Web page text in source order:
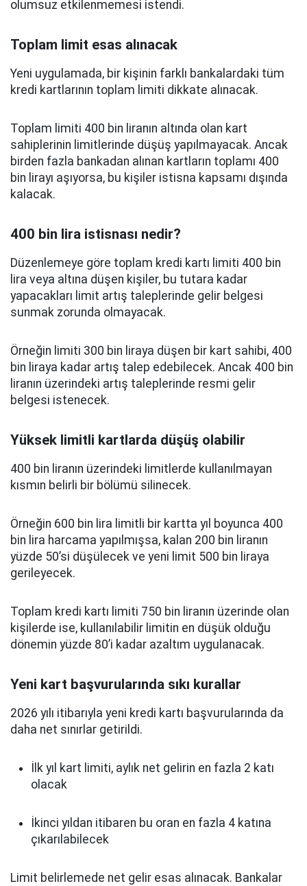
olumsuz etkilenmemesi istendi.
Toplam limit esas alınacak
Yeni uygulamada, bir kişinin farklı bankalardaki tüm
kredi kartlarının toplam limiti dikkate alınacak.
Toplam limiti 400 bin liranın altında olan kart
sahiplerinin limitlerinde düşüş yapılmayacak. Ancak
birden fazla bankadan alınan kartların toplamı 400
bin lirayı aşıyorsa, bu kişiler istisna kapsamı dışında
kalacak.
400 bin lira istisnası nedir?
Düzenlemeye göre toplam kredi kartı limiti 400 bin
lira veya altına düşen kişiler, bu tutara kadar
yapacakları limit artış taleplerinde gelir belgesi
sunmak zorunda olmayacak.
Örneğin limiti 300 bin liraya düşen bir kart sahibi, 400
bin liraya kadar artış talep edebilecek. Ancak 400 bin
liranın üzerindeki artış taleplerinde resmi gelir
belgesi istenecek.
Yüksek limitli kartlarda düşüş olabilir
400 bin liranın üzerindeki limitlerde kullanılmayan
kısmın belirli bir bölümü silinecek.
Örneğin 600 bin lira limitli bir kartta yıl boyunca 400
bin lira harcama yapılmışsa, kalan 200 bin liranın
yüzde 50’si düşülecek ve yeni limit 500 bin liraya
gerileyecek.
Toplam kredi kartı limiti 750 bin liranın üzerinde olan
kişilerde ise, kullanılabilir limitin en düşük olduğu
dönemin yüzde 80’i kadar azaltım uygulanacak.
Yeni kart başvurularında sıkı kurallar
2026 yılı itibarıyla yeni kredi kartı başvurularında da
daha net sınırlar getirildi.
İlk yıl kart limiti, aylık net gelirin en fazla 2 katı
olacak
İkinci yıldan itibaren bu oran en fazla 4 katına
çıkarılabilecek
Limit belirlemede net gelir esas alınacak. Bankalar